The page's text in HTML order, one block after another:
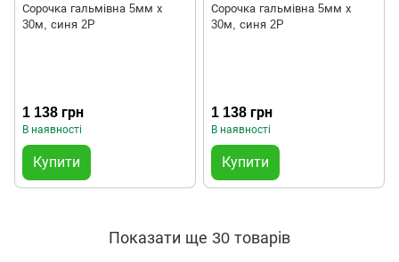
Сорочка гальмівна 5мм х
30м, синя 2P
1 138 грн
В наявності
Купити
Сорочка гальмівна 5мм х
30м, синя 2P
1 138 грн
В наявності
Купити
Показати ще 30 товарів